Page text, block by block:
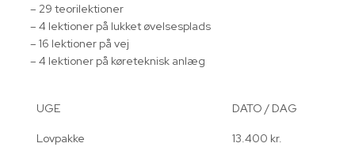
– 29 teorilektioner
– 4 lektioner på lukket øvelsesplads
– 16 lektioner på vej
– 4 lektioner på køreteknisk anlæg
UGE DATO / DAG
Lovpakke 13.400 kr.